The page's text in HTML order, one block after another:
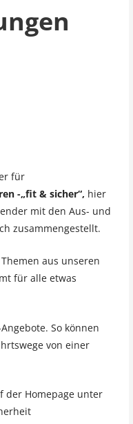
für
-„fit & sicher“, hier
mit den Aus- und
zusammengestellt.
aus unseren
für alle etwas
So können
von einer
der Homepage unter